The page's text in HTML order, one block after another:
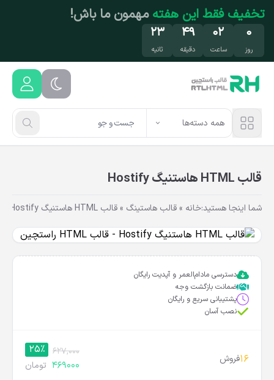
رفتن به محتوای اصلی
تخفیف فقط این هفتهمهمون ما باش!
۰
روز
۰۲
ساعت
۴۹
دقیقه
۲۳
ثانیه
همه دسته‌ها
قالب HTML هاستنیگ Hostify
شما اینجا هستید:خانه »قالب هاستینگ »قالب HTML هاستنیگ Hostify
دسترسی مادام‌العمر و آپدیت رایگان
ضمانت بازگشت وجه
پشتیبانی سریع و رایگان
نصب آسان
16فروش
627,000
25%
469000 تومان